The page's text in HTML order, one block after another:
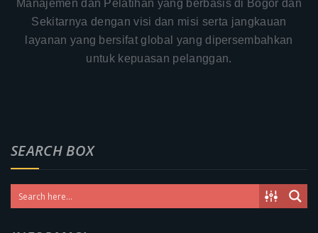
Manajemen dan Pelatihan yang berbasis di Bogor dan
Sekitarnya dengan visi dan misi serta jangkauan
layanan yang bersifat global yang dipersembahkan
untuk kepuasan pelanggan.
SEARCH BOX